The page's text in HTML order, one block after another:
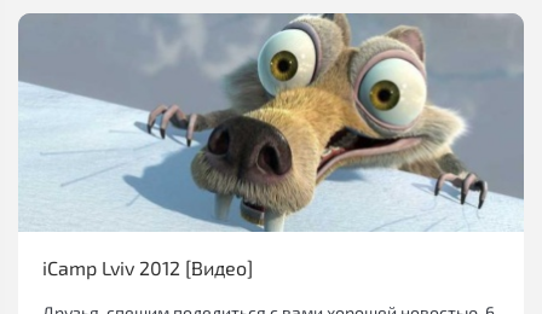
iCamp Lviv 2012 [Видео]